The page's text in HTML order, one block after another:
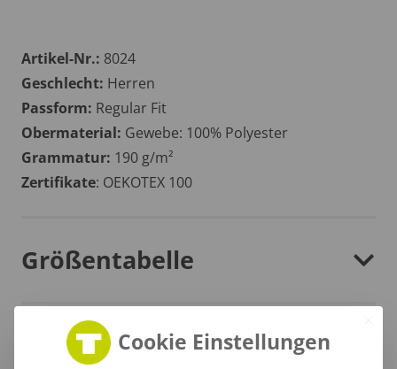
Artikel-Nr.: 8024
Geschlecht: Herren
Passform: Regular Fit
Obermaterial: Gewebe: 100% Polyester
Grammatur: 190 g/m²
Zertifikate: OEKOTEX 100
Größentabelle
LieferzeitCookie Einstellungen